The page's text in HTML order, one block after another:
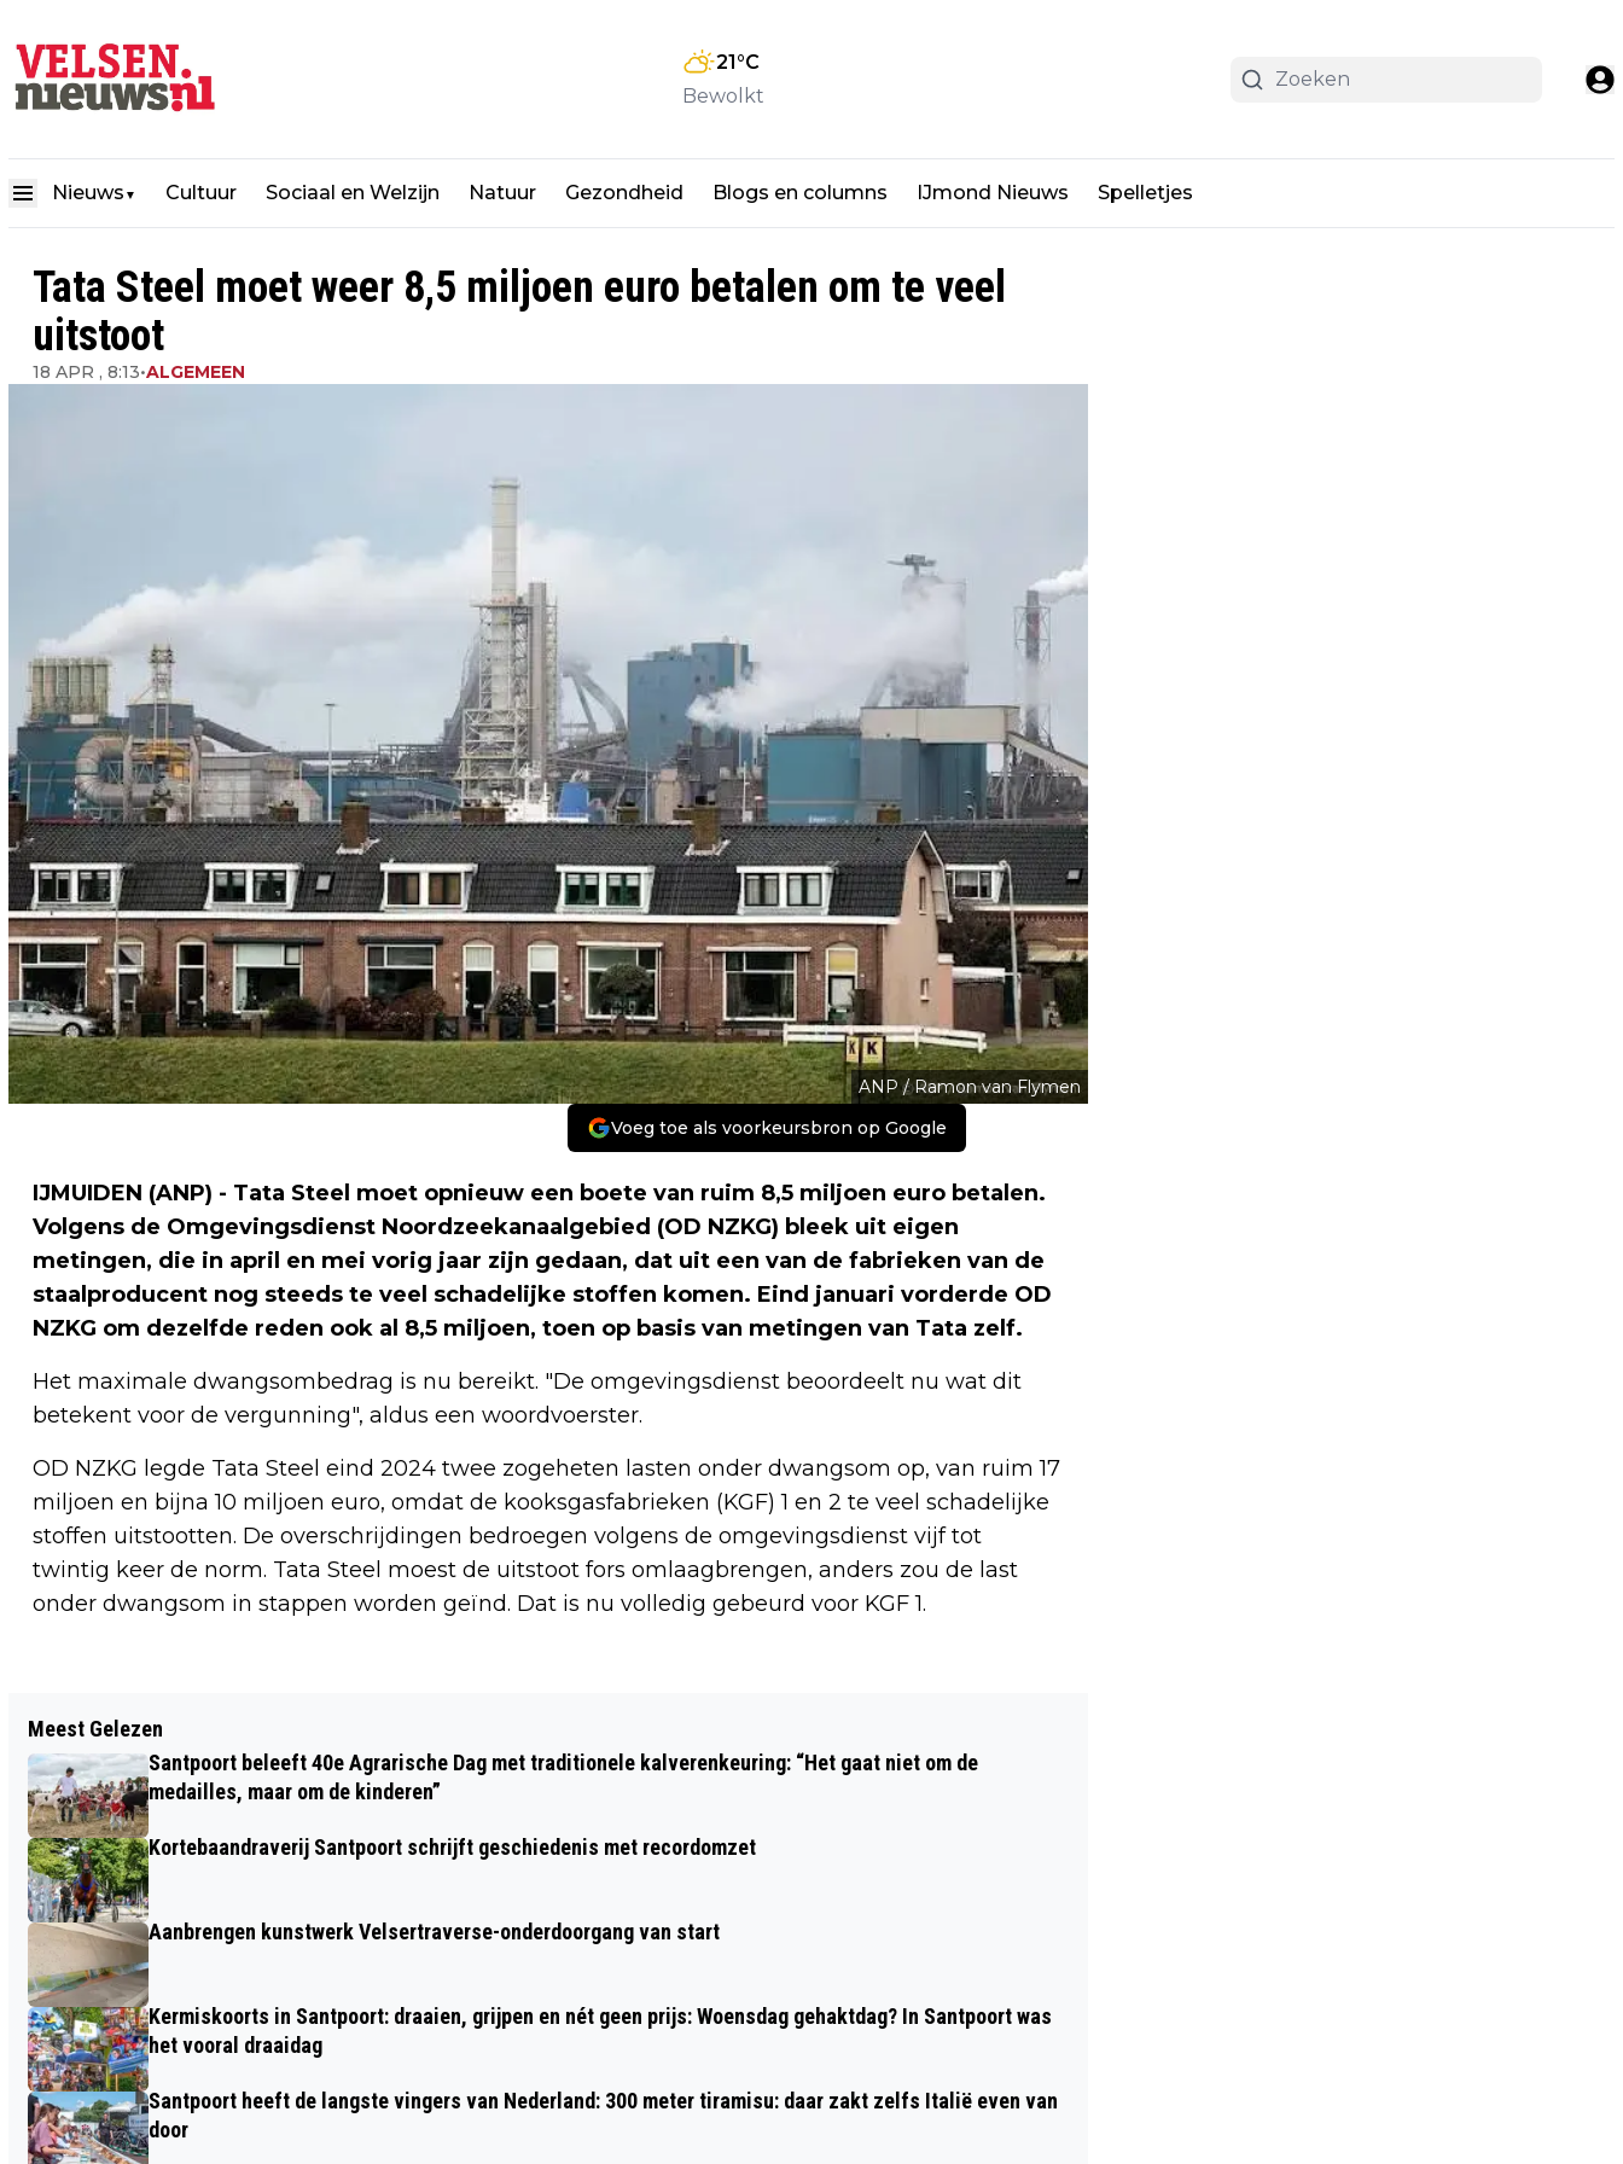
21°C
Bewolkt
Nieuws ▼ Cultuur Sociaal en Welzijn Natuur Gezondheid Blogs en columns IJmond Nieuws Spelletjes
Tata Steel moet weer 8,5 miljoen euro betalen om te veel
uitstoot
18 APR , 8:13•ALGEMEEN
ANP / Ramon van Flymen
Voeg toe als voorkeursbron op Google
IJMUIDEN (ANP) - Tata Steel moet opnieuw een boete van ruim 8,5 miljoen euro betalen.
Volgens de Omgevingsdienst Noordzeekanaalgebied (OD NZKG) bleek uit eigen
metingen, die in april en mei vorig jaar zijn gedaan, dat uit een van de fabrieken van de
staalproducent nog steeds te veel schadelijke stoffen komen. Eind januari vorderde OD
NZKG om dezelfde reden ook al 8,5 miljoen, toen op basis van metingen van Tata zelf.
Het maximale dwangsombedrag is nu bereikt. "De omgevingsdienst beoordeelt nu wat dit
betekent voor de vergunning", aldus een woordvoerster.
OD NZKG legde Tata Steel eind 2024 twee zogeheten lasten onder dwangsom op, van ruim 17
miljoen en bijna 10 miljoen euro, omdat de kooksgasfabrieken (KGF) 1 en 2 te veel schadelijke
stoffen uitstootten. De overschrijdingen bedroegen volgens de omgevingsdienst vijf tot
twintig keer de norm. Tata Steel moest de uitstoot fors omlaagbrengen, anders zou de last
onder dwangsom in stappen worden geïnd. Dat is nu volledig gebeurd voor KGF 1.
NK RUNNING BLIND 2026 NN TIJDENS
DAM TOT DAMLOOP; ICONISCH
HARDLOOPEVENT OOK PODIUM VOOR
HARDLOPERS MET VISUELE BEPERKING
HET BLOEMENCORSO BOLLENSTREEK #1
Meest Gelezen
Santpoort beleeft 40e Agrarische Dag met traditionele kalverenkeuring: “Het gaat niet om de
medailles, maar om de kinderen”
Kortebaandraverij Santpoort schrijft geschiedenis met recordomzet
Aanbrengen kunstwerk Velsertraverse-onderdoorgang van start
Kermiskoorts in Santpoort: draaien, grijpen en nét geen prijs: Woensdag gehaktdag? In Santpoort was
het vooral draaidag
Santpoort heeft de langste vingers van Nederland: 300 meter tiramisu: daar zakt zelfs Italië even van
door